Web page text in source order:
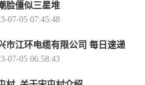
脸僵似三星堆
07-05 07:45:48
市江环电缆有限公司 每日速递
07-05 06:58:43